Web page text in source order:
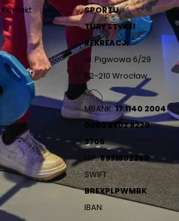
Kontakt
SPORTU,
TURYSTYKI I
REKREACJI
ul. Pigwowa 6/29
52-210 Wrocław
MBANK:17 1140 2004
0000 3802 8220
3705
NIP:8971802290
SWIFT:
BREXPLPWMBK
IBAN: